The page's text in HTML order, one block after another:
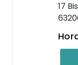
17